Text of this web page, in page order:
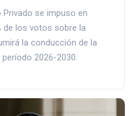
se impuso en
de los votos sobre la
la conducción de la
2026-2030.